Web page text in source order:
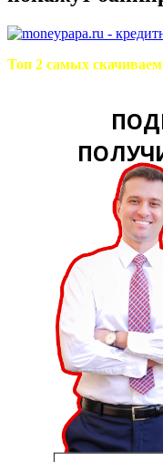
Топ 2 самых